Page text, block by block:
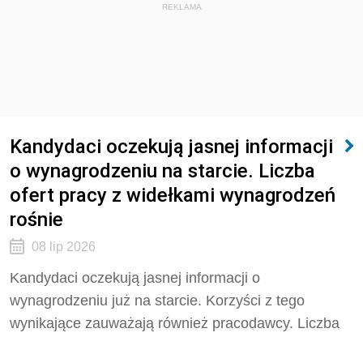
REKLAMA
Kandydaci oczekują jasnej informacji
o wynagrodzeniu na starcie. Liczba
ofert pracy z widełkami wynagrodzeń
rośnie
08 lip 2026
Kandydaci oczekują jasnej informacji o
wynagrodzeniu już na starcie. Korzyści z tego
wynikające zauważają również pracodawcy. Liczba